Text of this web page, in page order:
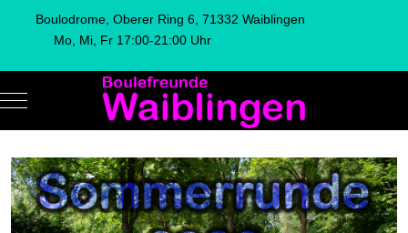
Boulodrome, Oberer Ring 6, 71332 Waiblingen
Mo, Mi, Fr 17:00-21:00 Uhr
Mobile Menu Toggle